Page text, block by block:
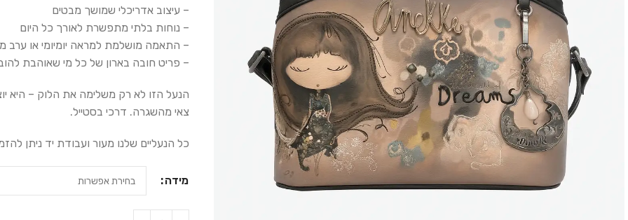
– עיצוב אדריכלי שמושך מבטים
– נוחות בלתי מתפשרת לאורך כל היום
– התאמה מושלמת למראה יומיומי או ערב
– פריט חובה בארון של כל מי שאוהבת
הנעל הזו לא רק משלימה את הלוק – היא
צאי מהשגרה. דרכי בסטייל.
כל הנעליים שלנו מעור ועבודת יד ניתן
מידה